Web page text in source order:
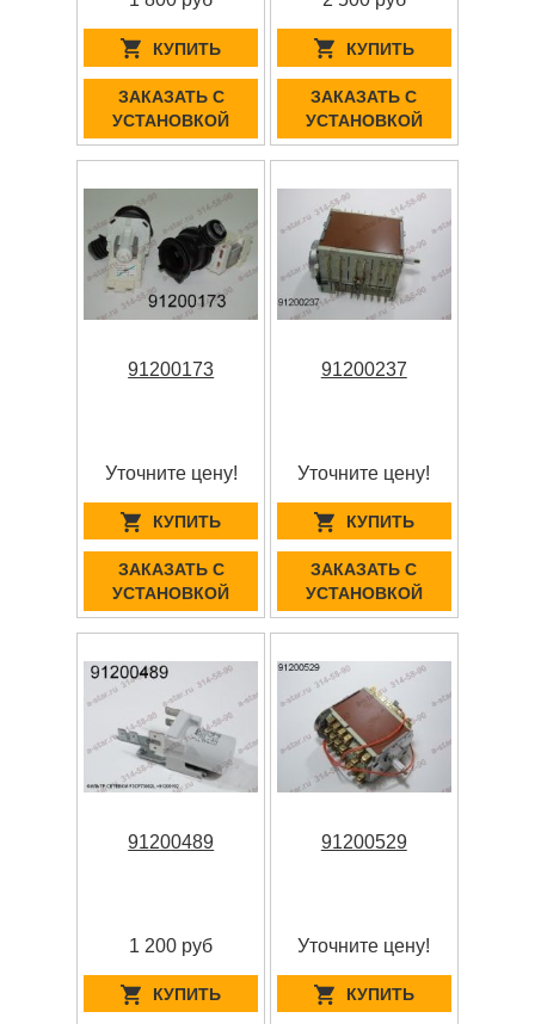
КУПИТЬ
ЗАКАЗАТЬ С
УСТАНОВКОЙ
КУПИТЬ
ЗАКАЗАТЬ С
УСТАНОВКОЙ
91200173
Уточните цену!
КУПИТЬ
ЗАКАЗАТЬ С
УСТАНОВКОЙ
91200237
Уточните цену!
КУПИТЬ
ЗАКАЗАТЬ С
УСТАНОВКОЙ
91200489
1 200 руб
КУПИТЬ
91200529
Уточните цену!
КУПИТЬ